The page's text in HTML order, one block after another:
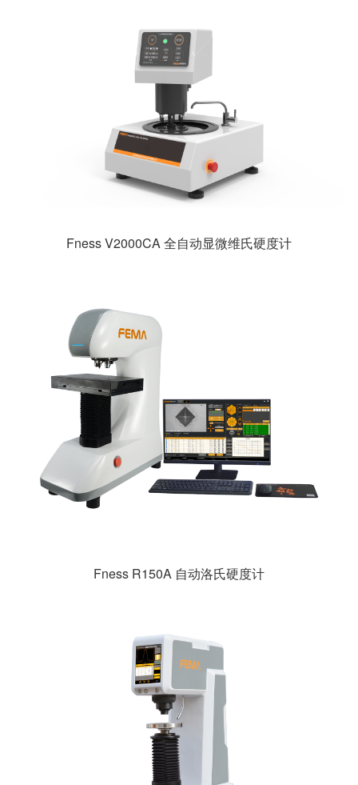
Fness V2000CA 全自动显微维氏硬度计
Fness R150A 自动洛氏硬度计